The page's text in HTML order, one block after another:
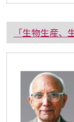
「生物生産、